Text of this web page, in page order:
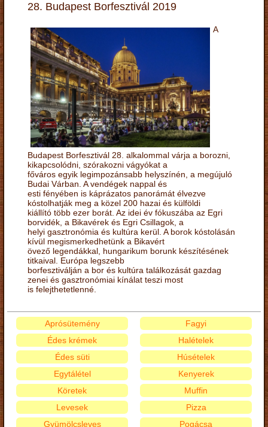
28. Budapest Borfesztivál 2019
A
Budapest Borfesztivál 28. alkalommal várja a borozni,
kikapcsolódni, szórakozni vágyókat a
főváros egyik legimpozánsabb helyszínén, a megújuló
Budai Várban. A vendégek nappal és
esti fényében is káprázatos panorámát élvezve
kóstolhatják meg a közel 200 hazai és külföldi
kiállító több ezer borát. Az idei év fókuszába az Egri
borvidék, a Bikavérek és Egri Csillagok, a
helyi gasztronómia és kultúra kerül. A borok kóstolásán
kívül megismerkedhetünk a Bikavért
övező legendákkal, hungarikum borunk készítésének
titkaival. Európa legszebb
borfesztiválján a bor és kultúra találkozását gazdag
zenei és gasztronómiai kínálat teszi most
is felejthetetlenné.
Aprósütemény
Édes krémek
Édes süti
Egytálétel
Fagyi
Halételek
Húsételek
Kenyerek
Köretek
Levesek
Gyümölcsleves
Muffin
Pizza
Pogácsa